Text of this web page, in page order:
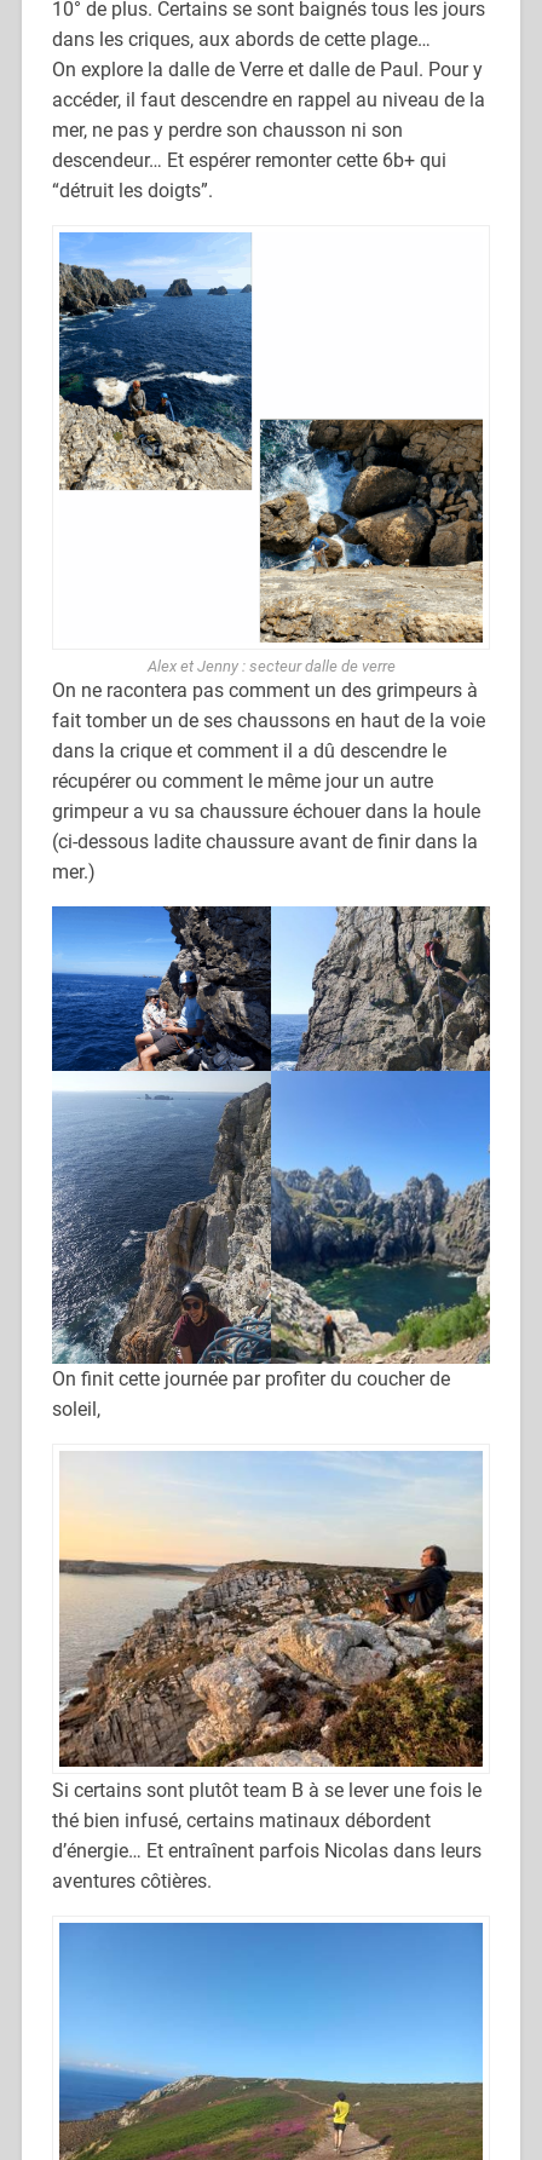
10° de plus. Certains se sont baignés tous les jours
dans les criques, aux abords de cette plage…
On explore la dalle de Verre et dalle de Paul. Pour y
accéder, il faut descendre en rappel au niveau de la
mer, ne pas y perdre son chausson ni son
descendeur… Et espérer remonter cette 6b+ qui
“détruit les doigts”.
Alex et Jenny : secteur dalle de verre
On ne racontera pas comment un des grimpeurs à
fait tomber un de ses chaussons en haut de la voie
dans la crique et comment il a dû descendre le
récupérer ou comment le même jour un autre
grimpeur a vu sa chaussure échouer dans la houle
(ci-dessous ladite chaussure avant de finir dans la
mer.)
On finit cette journée par profiter du coucher de
soleil,
Si certains sont plutôt team B à se lever une fois le
thé bien infusé, certains matinaux débordent
d’énergie… Et entraînent parfois Nicolas dans leurs
aventures côtières.